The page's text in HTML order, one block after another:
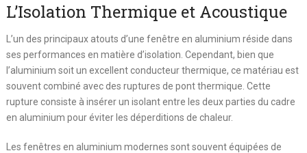
L’Isolation Thermique et Acoustique
L’un des principaux atouts d’une fenêtre en aluminium réside dans
ses performances en matière d’isolation. Cependant, bien que
l’aluminium soit un excellent conducteur thermique, ce matériau est
souvent combiné avec des ruptures de pont thermique. Cette
rupture consiste à insérer un isolant entre les deux parties du cadre
en aluminium pour éviter les déperditions de chaleur.
Les fenêtres en aluminium modernes sont souvent équipées de